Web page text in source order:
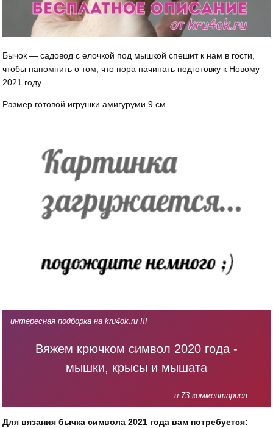
Бычок — садовод с елочкой под мышкой спешит к нам в гости,
чтобы напомнить о том, что пора начинать подготовку к Новому
2021 году.
Размер готовой игрушки амигуруми 9 см.
интересная подборка на kru4ok.ru !!!
Вяжем крючком символ 2020 года -
мышки, крысы и мышата
... и 73 комментариев
Для вязания бычка символа 2021 года вам потребуется: